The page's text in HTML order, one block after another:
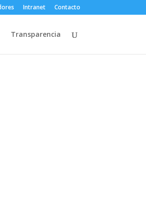
Intranet Contacto
Transparencia